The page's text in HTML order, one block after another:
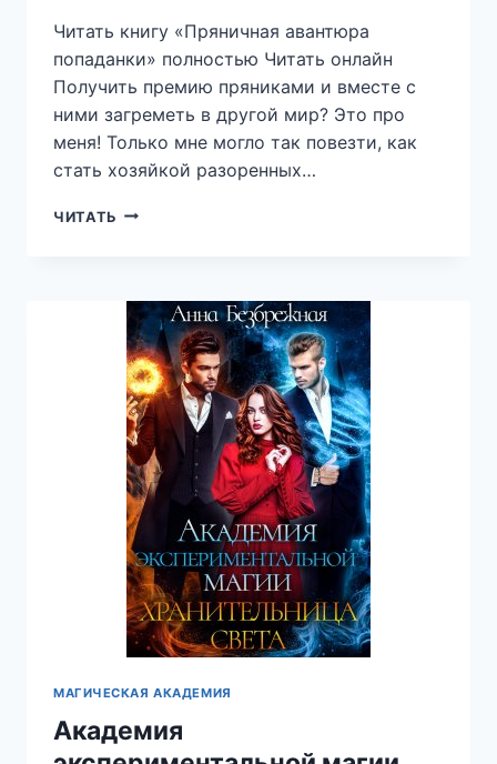
Читать книгу «Пряничная авантюра
попаданки» полностью Читать онлайн
Получить премию пряниками и вместе с
ними загреметь в другой мир? Это про
меня! Только мне могло так повезти, как
стать хозяйкой разоренных…
ЧИТАТЬ ПРЯНИЧНАЯ
ВАЛЕНТИНА
ЭЛИМЕ
МАГИЧЕСКАЯ АКАДЕМИЯ
Академия